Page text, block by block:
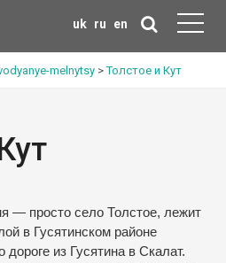
uk ru en
melnytsy >Толстое и Кут
— просто село Толстое, лежит
в Гусятинском районе
дороге из Гусятина в Скалат.